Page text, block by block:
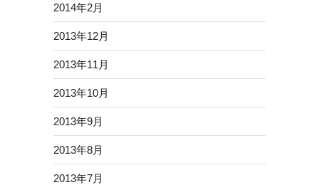
2014年2月
2013年12月
2013年11月
2013年10月
2013年9月
2013年8月
2013年7月